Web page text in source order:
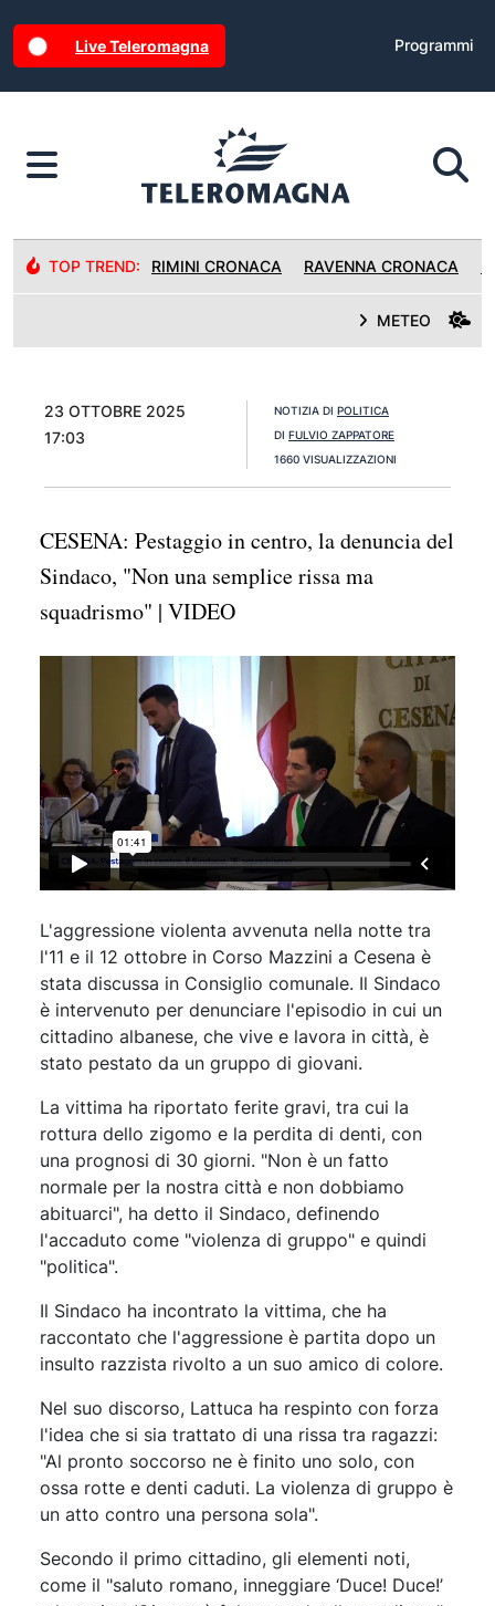
Live Teleromagna Programmi
TOP TREND: RIMINI CRONACA RAVENNA CRONACA
METEO
23 OTTOBRE 2025
17:03
NOTIZIA DI POLITICA
DI FULVIO ZAPPATORE
1660 VISUALIZZAZIONI
CESENA: Pestaggio in centro, la denuncia del
Sindaco, "Non una semplice rissa ma
squadrismo" | VIDEO
L'aggressione violenta avvenuta nella notte tra
l'11 e il 12 ottobre in Corso Mazzini a Cesena è
stata discussa in Consiglio comunale. Il Sindaco
è intervenuto per denunciare l'episodio in cui un
cittadino albanese, che vive e lavora in città, è
stato pestato da un gruppo di giovani.
La vittima ha riportato ferite gravi, tra cui la
rottura dello zigomo e la perdita di denti, con
una prognosi di 30 giorni. "Non è un fatto
normale per la nostra città e non dobbiamo
abituarci", ha detto il Sindaco, definendo
l'accaduto come "violenza di gruppo" e quindi
"politica".
Il Sindaco ha incontrato la vittima, che ha
raccontato che l'aggressione è partita dopo un
insulto razzista rivolto a un suo amico di colore.
Nel suo discorso, Lattuca ha respinto con forza
l'idea che si sia trattato di una rissa tra ragazzi:
"Al pronto soccorso ne è finito uno solo, con
ossa rotte e denti caduti. La violenza di gruppo è
un atto contro una persona sola".
Secondo il primo cittadino, gli elementi noti,
come il "saluto romano, inneggiare ‘Duce! Duce!’